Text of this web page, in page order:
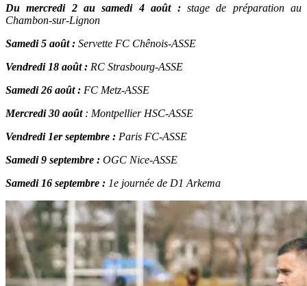
Du mercredi 2 au samedi 4 août : stage de préparation au
Chambon-sur-Lignon
Samedi 5 août : Servette FC Chênois-ASSE
Vendredi 18 août : RC Strasbourg-ASSE
Samedi 26 août : FC Metz-ASSE
Mercredi 30 août : Montpellier HSC-ASSE
Vendredi 1er septembre : Paris FC-ASSE
Samedi 9 septembre : OGC Nice-ASSE
Samedi 16 septembre : 1e journée de D1 Arkema